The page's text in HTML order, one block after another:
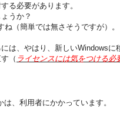
る必要があります。
うか？
（簡単では無さそうですが）。
は、やはり、新しいWindowsに
（ ライセンスには気をつける必
、利用者にかかっています。